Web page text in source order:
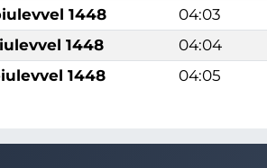
1448 04:03
1448 04:04
1448 04:05